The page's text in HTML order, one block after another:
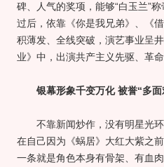
碑、人气的奖项，能够“白玉兰”
过后，依靠《你是我兄弟》、《
积薄发、全线突破，演艺事业呈
业》中，出演共产主义先驱、革
银幕形象千变万化 被誉“多面
不靠新闻炒作，没有明星光环
在自己因为《蜗居》大红大紫之
一条就是角色本身有骨架、有血